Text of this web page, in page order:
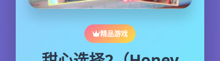
精品游戏